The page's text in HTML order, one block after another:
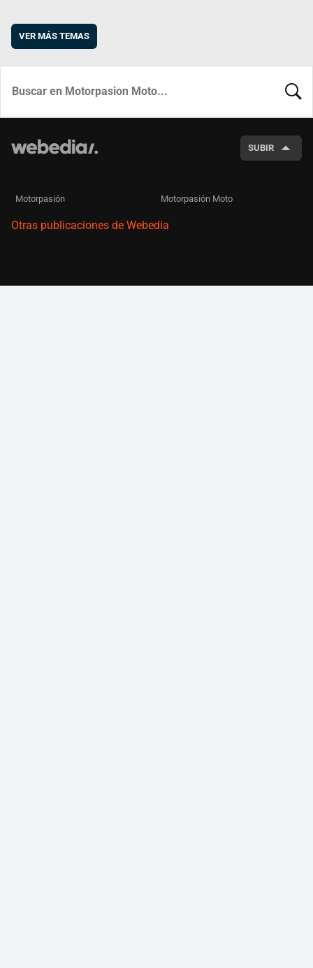
VER MÁS TEMAS
SUBIR
Motorpasión Motorpasión Moto
Otras publicaciones de Webedia